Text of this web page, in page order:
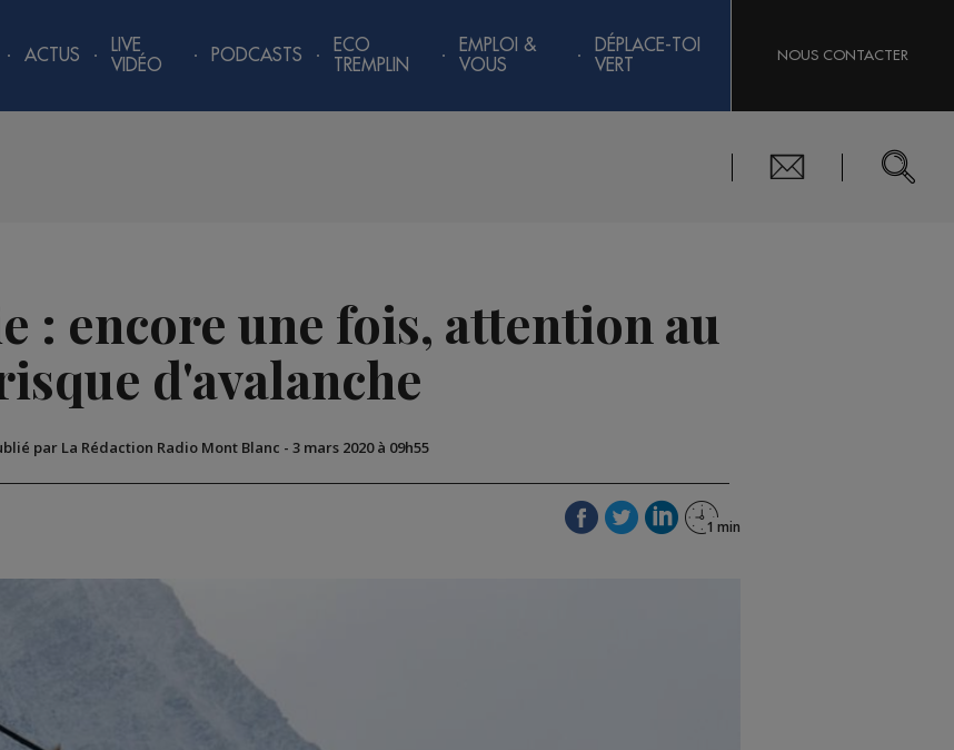
ACTUS
LIVE
VIDÉO
PODCASTS
ECO
TREMPLIN
EMPLOI &
VOUS
DÉPLACE-TOI
VERT
NOUS CONTACTER
: encore une fois, attention au
d'avalanche
par La Rédaction Radio Mont Blanc - 3 mars 2020 à 09h55